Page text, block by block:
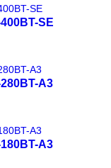
SE
A3
A3